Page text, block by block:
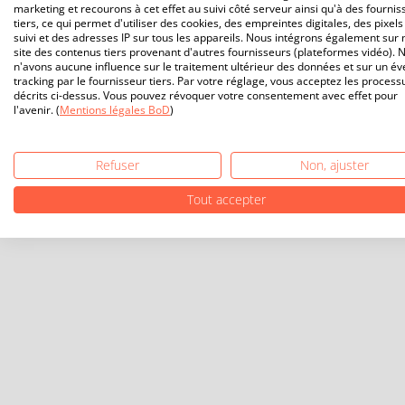
marketing et recourons à cet effet au suivi côté serveur ainsi qu'à des
tiers, ce qui permet d'utiliser des cookies, des empreintes digitales, des
suivi et des adresses IP sur tous les appareils. Nous intégrons également sur
site des contenus tiers provenant d'autres fournisseurs (plateformes vidéo).
n'avons aucune influence sur le traitement ultérieur des données et sur un
tracking par le fournisseur tiers. Par votre réglage, vous acceptez les
décrits ci-dessus. Vous pouvez révoquer votre consentement avec effet pour
l'avenir. (Mentions légales BoD)
Refuser
Non, ajuster
Tout accepter